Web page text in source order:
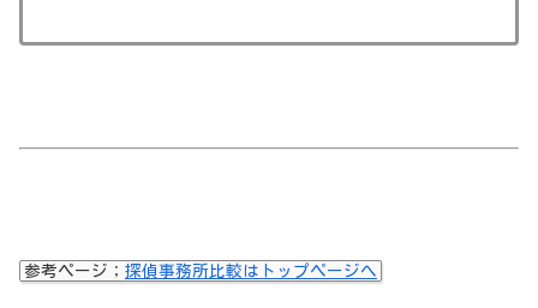
参考ページ； 探偵事務所比較はトップページへ